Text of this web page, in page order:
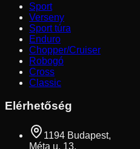
Sport
Verseny
Sport túra
Enduro
Chopper/Cruiser
Robogó
Cross
Classic
Elérhetőség
1194 Budapest,
Méta u. 13.